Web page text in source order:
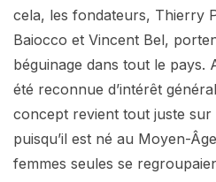
cela, les fondateurs, Thierry
Baiocco et Vincent Bel,
béguinage dans tout le pays.
été reconnue d’intérêt
concept revient tout juste sur
puisqu’il est né au Moyen-
femmes seules se